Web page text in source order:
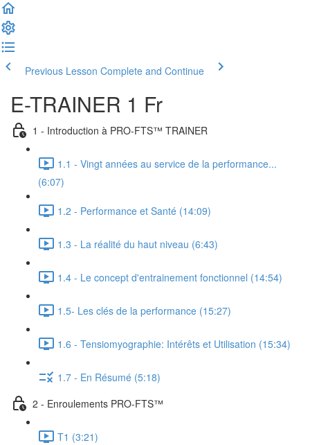
Previous Lesson Complete and Continue
E-TRAINER 1 Fr
1 - Introduction à PRO-FTS™ TRAINER
1.1 - Vingt années au service de la performance...
(6:07)
1.2 - Performance et Santé (14:09)
1.3 - La réalité du haut niveau (6:43)
1.4 - Le concept d'entrainement fonctionnel (14:54)
1.5- Les clés de la performance (15:27)
1.6 - Tensiomyographie: Intérêts et Utilisation (15:34)
1.7 - En Résumé (5:18)
2 - Enroulements PRO-FTS™
T1 (3:21)